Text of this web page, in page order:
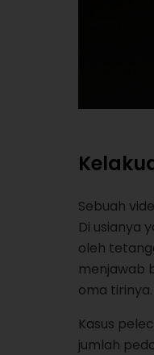
Sebuah
Di usianya
oleh
menjawab
oma tirinya.
Kasus
jumlah